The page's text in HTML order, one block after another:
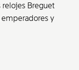
Breguet
emperadores y